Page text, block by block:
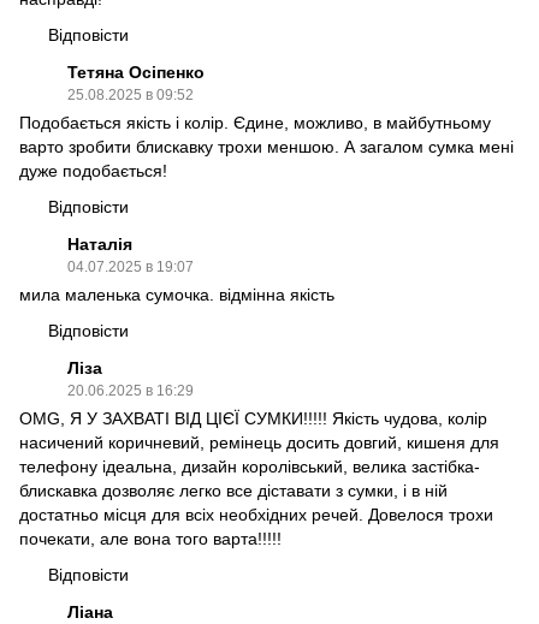
Відповісти
Тетяна Осіпенко
25.08.2025 в 09:52
Подобається якість і колір. Єдине, можливо, в майбутньому
варто зробити блискавку трохи меншою. А загалом сумка мені
дуже подобається!
Відповісти
Наталія
04.07.2025 в 19:07
мила маленька сумочка. відмінна якість
Відповісти
Ліза
20.06.2025 в 16:29
OMG, Я У ЗАХВАТІ ВІД ЦІЄЇ СУМКИ!!!!! Якість чудова, колір
насичений коричневий, ремінець досить довгий, кишеня для
телефону ідеальна, дизайн королівський, велика застібка-
блискавка дозволяє легко все діставати з сумки, і в ній
достатньо місця для всіх необхідних речей. Довелося трохи
почекати, але вона того варта!!!!!
Відповісти
Ліана